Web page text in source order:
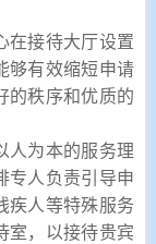
在接待大厅设置
够有效缩短申请
的秩序和优质的
人为本的服务理
专人负责引导申
疾人等特殊服务
室，以接待贵宾